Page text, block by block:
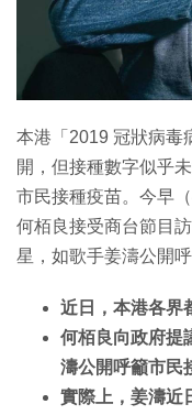
本港「2019 冠狀病毒
開，但接種數字似乎
市民接種疫苗。今早
何栢良接受商台節目
星，如歌手姜濤公開
近日，本港各界
何栢良向政府提
濤公開呼籲市民
實際上，姜濤近